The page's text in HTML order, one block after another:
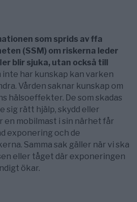
som sprids av ffa
(SSM) om riskerna leder
blir sjuka, utan också till
inte har kunskap kan varken
Vården saknar kunskap om
hälsoeffekter. De som skadas
sig rätt hjälp, skydd eller
en mobilmast i sin närhet får
exponering och de
Samma sak gäller när vi ska
eller tåget där exponeringen
ökar.